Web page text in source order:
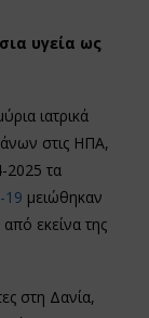
υγεία ως
ιατρικά
στις ΗΠΑ,
2025 τα
19 μειώθηκαν
εκείνα της
στη Δανία,